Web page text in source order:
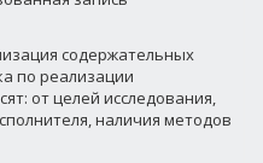
содержательных
по реализации
от целей исследования,
наличия методов